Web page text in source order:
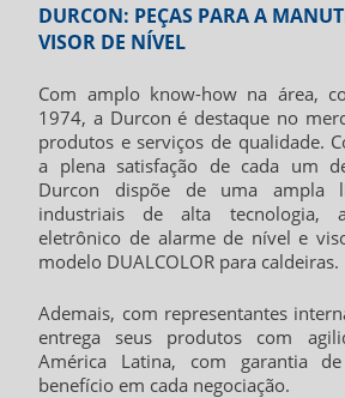
DURCON: PEÇAS PARA A
VISOR DE NÍVEL
Com amplo know-how na área,
1974, a Durcon é destaque no
produtos e serviços de qualidade.
a plena satisfação de cada um
Durcon dispõe de uma ampla
industriais de alta tecnologia,
eletrônico de alarme de nível e
modelo DUALCOLOR para caldeiras.
Ademais, com representantes
entrega seus produtos com
América Latina, com garantia
benefício em cada negociação.